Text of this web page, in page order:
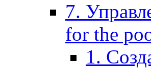
7.
for the
1.